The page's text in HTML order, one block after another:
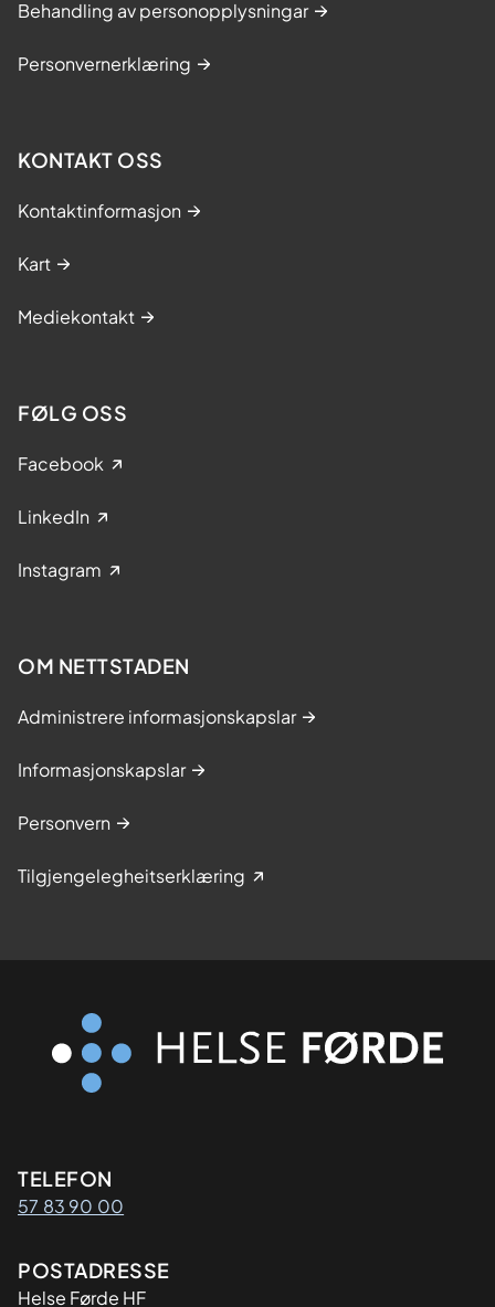
Behandling av personopplysningar
Personvernerklæring
KONTAKT OSS
Kontaktinformasjon
Kart
Mediekontakt
FØLG OSS
Facebook
LinkedIn
Instagram
OM NETTSTADEN
Administrere informasjonskapslar
Informasjonskapslar
Personvern
Tilgjengelegheitserklæring
Kontaktinformasjon
TELEFON
57 83 90 00
Adresse
POSTADRESSE
Helse Førde HF